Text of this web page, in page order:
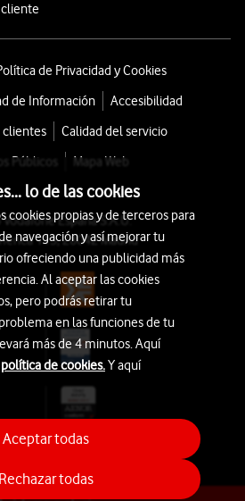
de Privacidad y Cookies
de Información
Accesibilidad
clientes
Calidad del servicio
Públicos
Mapa Web
España S.A.U.
115, 28042 Madrid
lo de las cookies
cookies propias y de terceros para
navegación y así mejorar tu
ofreciendo una publicidad más
Al aceptar las cookies
pero podrás retirar tu
en las funciones de tu
más de 4 minutos. Aquí
de cookies.Y aquí
Rechazar todas
Aceptar todas